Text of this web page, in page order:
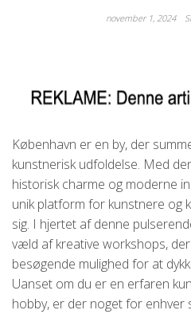
november 1, 2024
København er en by, der
kunstnerisk udfoldelse. Med
historisk charme og moderne
unik platform for kunstnere og
sig. I hjertet af denne
væld af kreative workshops,
besøgende mulighed for at
Uanset om du er en erfaren
hobby, er der noget for enhver